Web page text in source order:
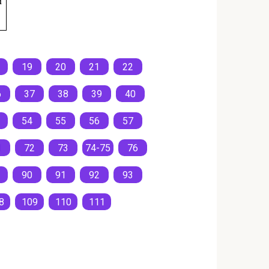
19 20 21 22
37 38 39 40
54 55 56 57
72 73 74-75 76
90 91 92 93
109 110 111